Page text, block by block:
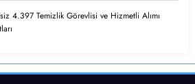
4.397 Temizlik Görevlisi ve Hizmetli Alımı